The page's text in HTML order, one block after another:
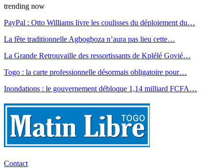
trending now
PayPal : Otto Williams livre les coulisses du déploiement du…
La fête traditionnelle Agbogboza n’aura pas lieu cette…
La Grande Retrouvaille des ressortissants de Kplélé Govié…
Togo : la carte professionnelle désormais obligatoire pour…
Inondations : le gouvernement débloque 1,14 milliard FCFA…
Contact